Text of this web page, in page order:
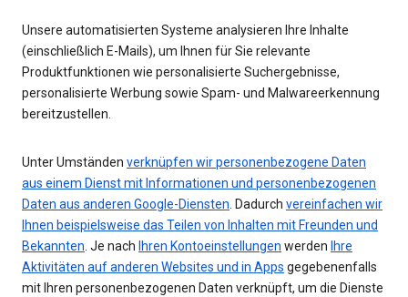
Unsere automatisierten Systeme analysieren Ihre Inhalte
(einschließlich E-Mails), um Ihnen für Sie relevante
Produktfunktionen wie personalisierte Suchergebnisse,
personalisierte Werbung sowie Spam- und Malwareerkennung
bereitzustellen.
Unter Umständen verknüpfen wir personenbezogene Daten
aus einem Dienst mit Informationen und personenbezogenen
Daten aus anderen Google-Diensten. Dadurch vereinfachen wir
Ihnen beispielsweise das Teilen von Inhalten mit Freunden und
Bekannten. Je nach Ihren Kontoeinstellungen werden Ihre
Aktivitäten auf anderen Websites und in Apps gegebenenfalls
mit Ihren personenbezogenen Daten verknüpft, um die Dienste